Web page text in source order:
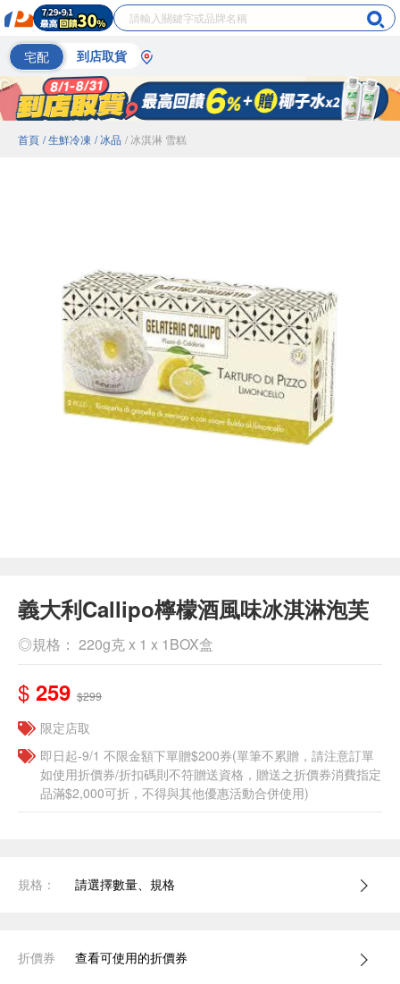
宅配 到店取貨
首頁 / 生鮮冷凍 / 冰品 / 冰淇淋 雪糕
義大利Callipo檸檬酒風味冰淇淋泡芙
◎規格： 220g克 x 1 x 1BOX盒
$ 259 $299
限定店取
即日起-9/1 不限金額下單贈$200券(單筆不累贈，請注意訂單
如使用折價券/折扣碼則不符贈送資格，贈送之折價券消費指定
品滿$2,000可折，不得與其他優惠活動合併使用)
規格： 請選擇數量、規格
折價券 查看可使用的折價券